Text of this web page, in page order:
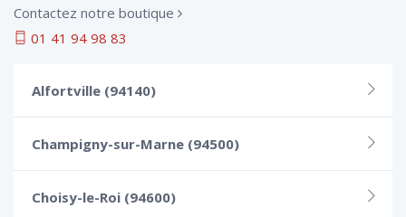
Contactez notre boutique
01 41 94 98 83
Alfortville (94140)
Champigny-sur-Marne (94500)
Choisy-le-Roi (94600)